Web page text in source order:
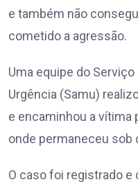
e também não
cometido a agressão.
Uma equipe do
Urgência (Samu)
e encaminhou a vítima
onde permaneceu sob
O caso foi registrado e